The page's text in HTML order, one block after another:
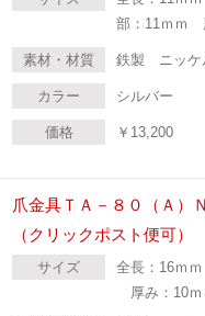
部：11ｍｍ
素材・材質 鉄製 ニッケ
カラー シルバー
価格 ￥ 13,200
爪金具ＴＡ－８０（Ａ
（クリックポスト便可）
サイズ
全長：16ｍ
厚み：10ｍ